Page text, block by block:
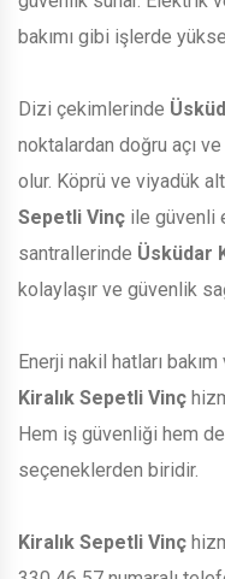
bakımı gibi işlerde
Dizi çekimlerinde
noktalardan doğru açı
olur. Köprü ve viyadük
Sepetli Vinç ile güvenli
santrallerinde Üsküdar
kolaylaşır ve güvenlik
Enerji nakil hatları
Kiralık Sepetli Vinç
Hem iş güvenliği hem
seçeneklerden biridir.
Kiralık Sepetli Vinç